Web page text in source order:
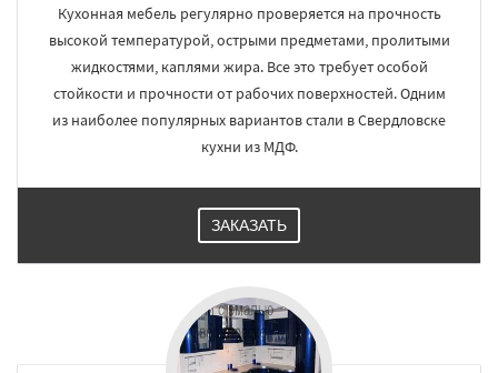
Кухонная мебель регулярно проверяется на прочность
высокой температурой, острыми предметами, пролитыми
жидкостями, каплями жира. Все это требует особой
стойкости и прочности от рабочих поверхностей. Одним
из наиболее популярных вариантов стали в Свердловске
кухни из МДФ.
ЗАКАЗАТЬ